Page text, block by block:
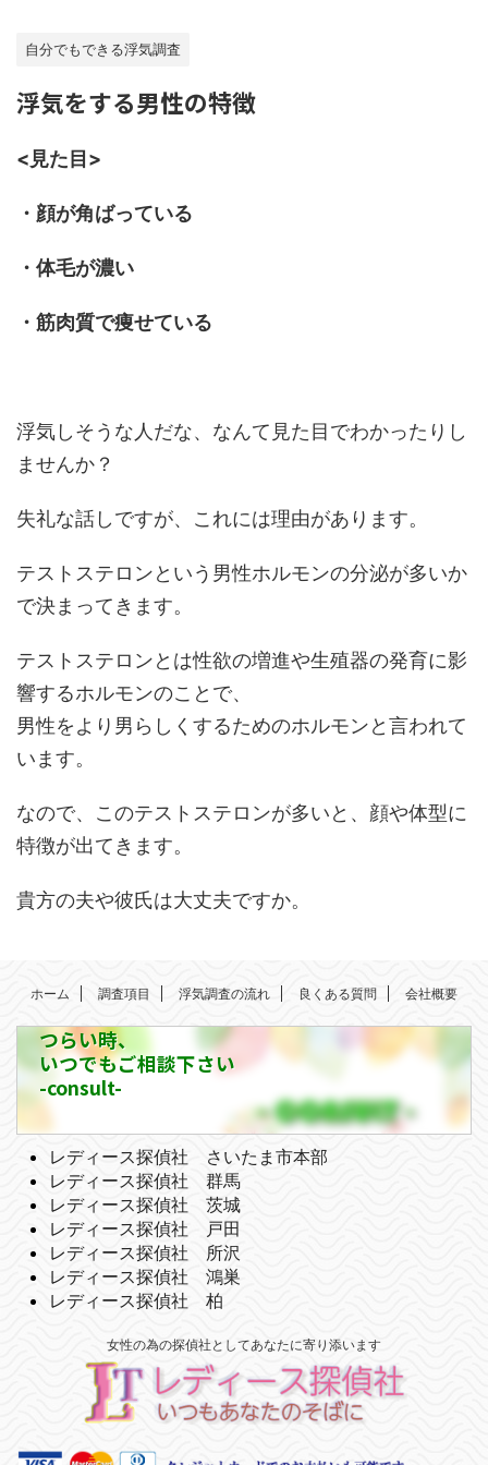
自分でもできる浮気調査
浮気をする男性の特徴
<見た目>
・顔が角ばっている
・体毛が濃い
・筋肉質で痩せている
浮気しそうな人だな、なんて見た目でわかったりし
ませんか？
失礼な話しですが、これには理由があります。
テストステロンという男性ホルモンの分泌が多いか
で決まってきます。
テストステロンとは性欲の増進や生殖器の発育に影
響するホルモンのことで、
男性をより男らしくするためのホルモンと言われて
います。
なので、このテストステロンが多いと、顔や体型に
特徴が出てきます。
貴方の夫や彼氏は大丈夫ですか。
ホーム 調査項目 浮気調査の流れ 良くある質問 会社概要
つらい時、
いつでもご相談下さい
-consult-
レディース探偵社 さいたま市本部
レディース探偵社 群馬
レディース探偵社 茨城
レディース探偵社 戸田
レディース探偵社 所沢
レディース探偵社 鴻巣
レディース探偵社 柏
女性の為の探偵社としてあなたに寄り添います